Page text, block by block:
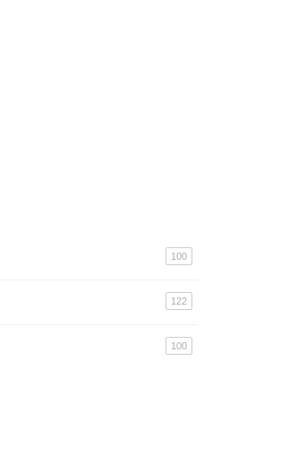
100
122
100